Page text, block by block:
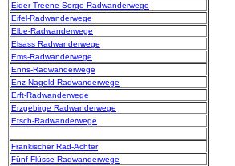
Eider-Treene-Sorge-Radwanderwege
Eifel-Radwanderwege
Elbe-Radwanderwege
Elsass Radwanderwege
Ems-Radwanderwege
Enns-Radwanderwege
Enz-Nagold-Radwanderwege
Erft-Radwanderwege
Erzgebirge Radwanderwege
Etsch-Radwanderwege
Fränkischer Rad-Achter
Fünf-Flüsse-Radwanderwege